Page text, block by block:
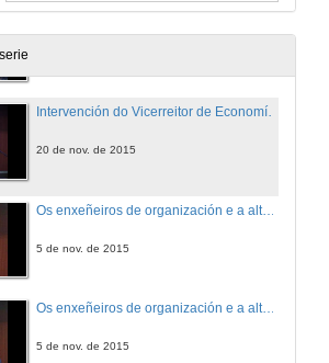
Intervención del coordinador del Programa 30 Años de Ingeniería de Organización Industrial
Intervención do Vicerreitor de Economía e Planificación, Universidade de VIgo
20 de nov. de 2015
5 de nov. de 2015
Os enxeñeiros de organización e a alta direción. Rubén Rodríguez Varela, Director Ascensores Enor S.A
5 de nov. de 2015